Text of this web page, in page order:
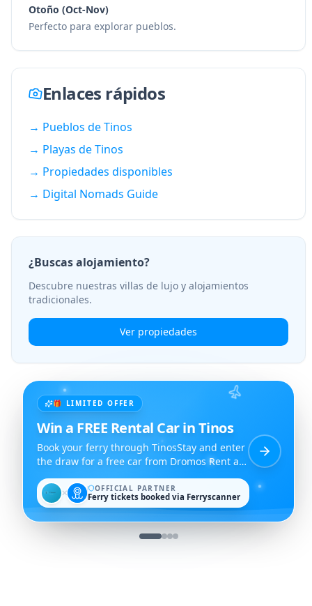
Otoño (Oct-Nov)
Perfecto para explorar pueblos.
Enlaces rápidos
→ Pueblos de Tinos
→ Playas de Tinos
→ Propiedades disponibles
→ Digital Nomads Guide
¿Buscas alojamiento?
Descubre nuestras villas de lujo y alojamientos
tradicionales.
Ver propiedades
🎁 LIMITED OFFER
Win a FREE Rental Car in Tinos
Book your ferry through TinosStay and enter
the draw for a free car from Dromos Rent a
Car.
✕ OFFICIAL PARTNER
Ferry tickets booked via Ferryscanner